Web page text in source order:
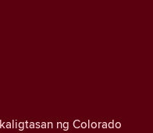
ng Colorado